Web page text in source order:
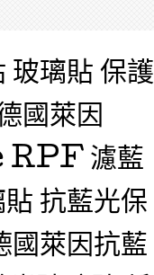
玻璃貼 保護
國萊因
濾藍
抗藍光保
國萊因抗藍